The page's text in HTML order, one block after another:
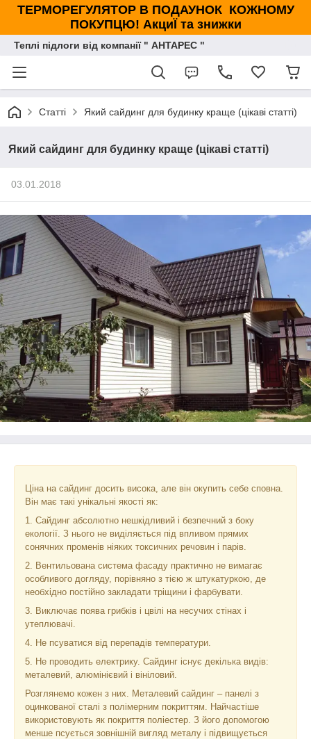
ТЕРМОРЕГУЛЯТОР В ПОДАУНОК КОЖНОМУ
ПОКУПЦЮ! АкциЇ та знижки
Теплі підлоги від компанії " АНТАРЕС "
Статті Який сайдинг для будинку краще (цікаві статті)
Який сайдинг для будинку краще (цікаві статті)
03.01.2018
Ціна на сайдинг досить висока, але він окупить себе сповна.
Він має такі унікальні якості як:
1. Сайдинг абсолютно нешкідливий і безпечний з боку
екології. З нього не виділяється під впливом прямих
сонячних променів ніяких токсичних речовин і парів.
2. Вентильована система фасаду практично не вимагає
особливого догляду, порівняно з тією ж штукатуркою, де
необхідно постійно закладати тріщини і фарбувати.
3. Виключає поява грибків і цвілі на несучих стінах і
утеплювачі.
4. Не псуватися від перепадів температури.
5. Не проводить електрику. Сайдинг існує декілька видів:
металевий, алюмінієвий і вініловий.
Розглянемо кожен з них. Металевий сайдинг – панелі з
оцинкованої сталі з полімерним покриттям. Найчастіше
використовують як покриття поліестер. З його допомогою
менше псується зовнішній вигляд металу і підвищується